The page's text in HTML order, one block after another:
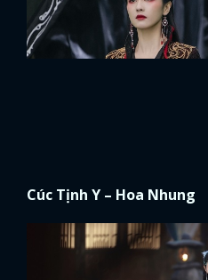
Cúc Tịnh Y – Hoa Nhung